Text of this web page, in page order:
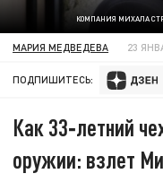
КОМПАНИЯ МИХАЛА
МАРИЯ МЕДВЕДЕВА 23
ПОДПИШИТЕСЬ:
Как 33‑летний
оружии: взлет